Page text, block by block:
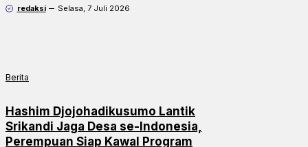
redaksi Selasa, 7 Juli 2026
Berita
Hashim Djojohadikusumo Lantik
Srikandi Jaga Desa se-Indonesia,
Perempuan Siap Kawal Program